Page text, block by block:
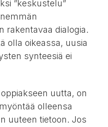
”keskustelu”
rakentavaa dialogia.
olla oikeassa, uusia
synteesiä ei
uutta, on
olleensa
uuteen tietoon. Jos